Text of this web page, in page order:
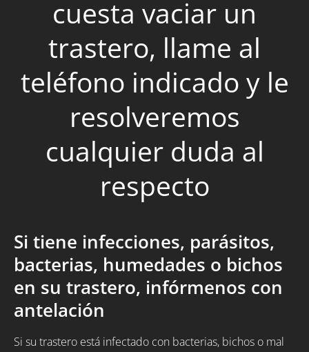
cuesta vaciar un
trastero, llame al
teléfono indicado y le
resolveremos
cualquier duda al
respecto
Si tiene infecciones, parásitos,
bacterias, humedades o bichos
en su trastero, infórmenos con
antelación
Si su trastero está infectado con bacterias, bichos o mal